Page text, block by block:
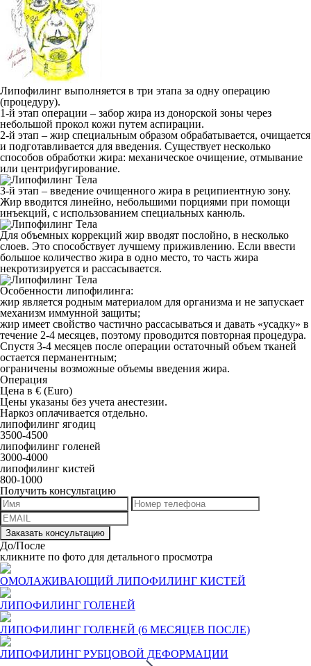
Липофилинг выполняется в три этапа за одну операцию
(процедуру).
1-й этап операции – забор жира из донорской зоны через
небольшой прокол кожи путем аспирации.
2-й этап – жир специальным образом обрабатывается, очищается
и подготавливается для введения. Существует несколько
способов обработки жира: механическое очищение, отмывание
или центрифугирование.
3-й этап – введение очищенного жира в реципиентную зону.
Жир вводится линейно, небольшими порциями при помощи
инъекций, с использованием специальных канюль.
Для объемных коррекций жир вводят послойно, в несколько
слоев. Это способствует лучшему приживлению. Если ввести
большое количество жира в одно место, то часть жира
некротизируется и рассасывается.
Особенности липофилинга:
жир является родным материалом для организма и не запускает
механизм иммунной защиты;
жир имеет свойство частично рассасываться и давать «усадку» в
течение 2-4 месяцев, поэтому проводится повторная процедура.
Спустя 3-4 месяцев после операции остаточный объем тканей
остается перманентным;
ограничены возможные объемы введения жира.
Операция
Цена в € (Euro)
Цены указаны без учета анестезии.
Наркоз оплачивается отдельно.
липофилинг ягодиц
3500-4500
липофилинг голеней
3000-4000
липофилинг кистей
800-1000
Получить консультацию
До/После
кликните по фото для детального просмотра
ОМОЛАЖИВАЮЩИЙ ЛИПОФИЛИНГ КИСТЕЙ
ЛИПОФИЛИНГ ГОЛЕНЕЙ
ЛИПОФИЛИНГ ГОЛЕНЕЙ (6 МЕСЯЦЕВ ПОСЛЕ)
ЛИПОФИЛИНГ РУБЦОВОЙ ДЕФОРМАЦИИ